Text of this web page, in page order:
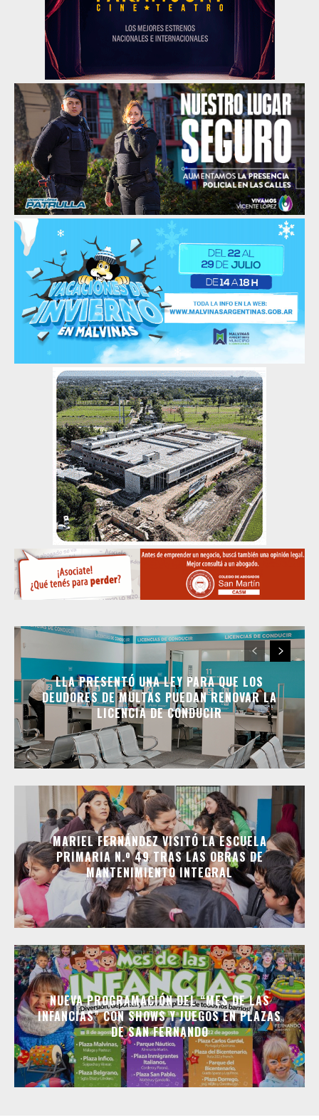
LLA PRESENTÓ UNA LEY PARA QUE LOS
DEUDORES DE MULTAS PUEDAN RENOVAR LA
LICENCIA DE CONDUCIR
MARIEL FERNÁNDEZ VISITÓ LA ESCUELA
PRIMARIA N.º 49 TRAS LAS OBRAS DE
MANTENIMIENTO INTEGRAL
NUEVA PROGRAMACIÓN DEL “MES DE LAS
INFANCIAS” CON SHOWS Y JUEGOS EN PLAZAS
DE SAN FERNANDO